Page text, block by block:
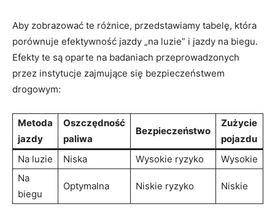
Aby zobrazować te różnice, przedstawiamy tabelę, która
porównuje efektywność jazdy „na luzie” i jazdy na biegu.
Efekty te są oparte na badaniach przeprowadzonych
przez instytucje zajmujące się bezpieczeństwem
drogowym:
Metoda
jazdy
Oszczędność
paliwa
Bezpieczeństwo
Zużycie
pojazdu
Na luzie
Niska Wysokie ryzyko
Wysokie
Na
biegu
Optymalna Niskie ryzyko Niskie